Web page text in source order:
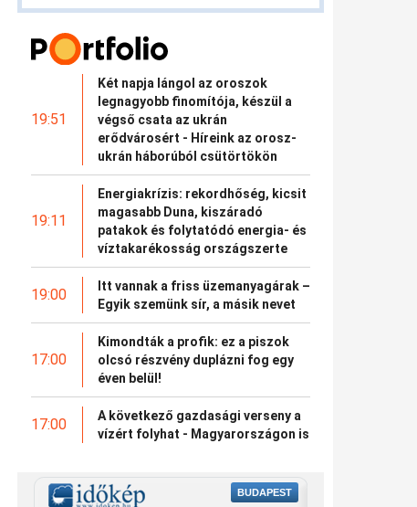
19:51
Két napja lángol az oroszok
legnagyobb finomítója, készül a
végső csata az ukrán
erődvárosért - Híreink az orosz-
ukrán háborúból csütörtökön
19:11
Energiakrízis: rekordhőség, kicsit
magasabb Duna, kiszáradó
patakok és folytatódó energia- és
víztakarékosság országszerte
19:00
Itt vannak a friss üzemanyagárak –
Egyik szemünk sír, a másik nevet
17:00
Kimondták a profik: ez a piszok
olcsó részvény duplázni fog egy
éven belül!
17:00
A következő gazdasági verseny a
vízért folyhat - Magyarországon is